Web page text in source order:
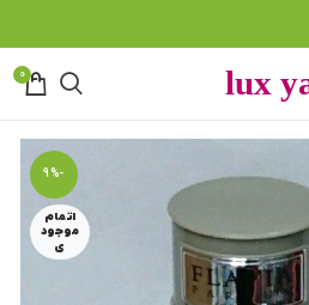
0
-9%
اتمام
موجود
ی